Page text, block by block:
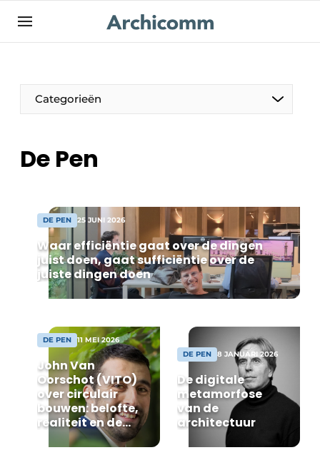
NL be-FR
Categorieën
De Pen
DE PEN 25 JUNI 2026
Waar efficiëntie gaat over de dingen
juist doen, gaat sufficiëntie over de
juiste dingen doen
DE PEN 11 MEI 2026
John Van
Oorschot (VITO)
over circulair
bouwen: belofte,
realiteit en de
onmisbare rol
van de architect
DE PEN 8 JANUARI 2026
De digitale
metamorfose
van de
architectuur